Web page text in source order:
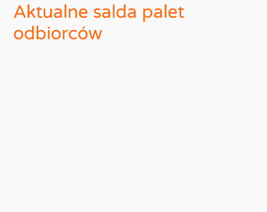
Aktualne salda palet
odbiorców